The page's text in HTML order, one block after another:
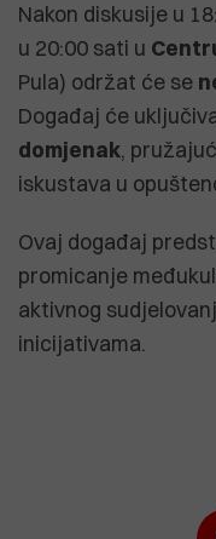
Nakon diskusije u
u 20:00 sati u
Pula) održat će se
Događaj će
domjenak,
iskustava u
Ovaj događaj
promicanje
aktivnog
inicijativama.